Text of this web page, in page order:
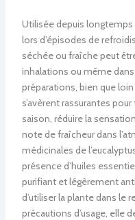
Utilisée depuis longtemps
lors d’épisodes de
séchée ou fraîche peut
inhalations ou même
préparations, bien que
s’avèrent rassurantes
saison, réduire la
note de fraîcheur dans
médicinales de
présence d’huiles
purifiant et légèrement
d’utiliser la plante dans le
précautions d’usage, elle